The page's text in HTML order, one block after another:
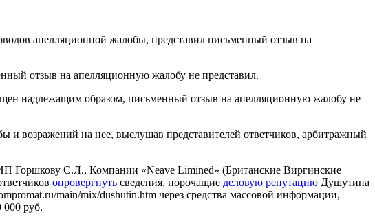
апелляционной жалобы, представил письменный отзыв на
отзыв на апелляционную жалобу не представил.
надлежащим образом, письменный отзыв на апелляционную жалобу не
и возражений на нее, выслушав представителей ответчиков, арбитражный
Горшкову С.Л., Компании «Neave Limined» (Британские Виргинские
опровергнуть сведения, порочащие деловую репутацию Душутина
main/mix/dushutin.htm через средства массовой информации,
000 руб.